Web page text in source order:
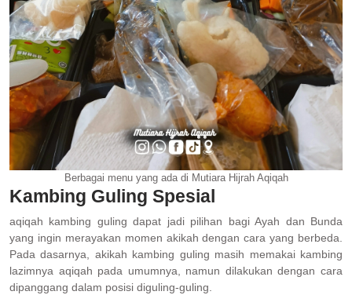
Berbagai menu yang ada di Mutiara Hijrah Aqiqah
Kambing Guling Spesial
aqiqah kambing guling dapat jadi pilihan bagi Ayah dan Bunda
yang ingin merayakan momen akikah dengan cara yang berbeda.
Pada dasarnya, akikah kambing guling masih memakai kambing
lazimnya aqiqah pada umumnya, namun dilakukan dengan cara
dipanggang dalam posisi diguling-guling.